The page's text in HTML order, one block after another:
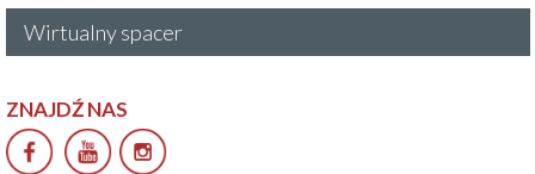
Wirtualny spacer
ZNAJDŹ NAS